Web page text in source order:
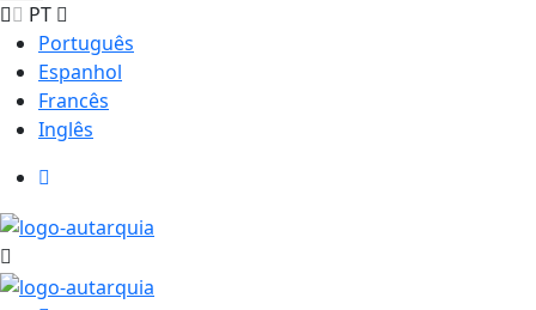
PT
Português
Espanhol
Francês
Inglês